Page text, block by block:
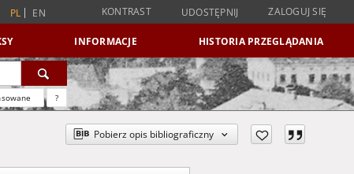
PL EN KONTRAST UDOSTĘPNIJ ZALOGUJ SIĘ
INFORMACJE HISTORIA PRZEGLĄDANIA
?
Pobierz opis bibliograficzny